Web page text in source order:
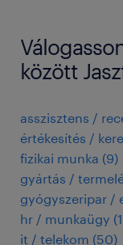
között
asszisztens /
értékesítés /
fizikai munka (9)
gyártás /
gyógyszeripar /
hr / munkaügy (
it / telekom (50)